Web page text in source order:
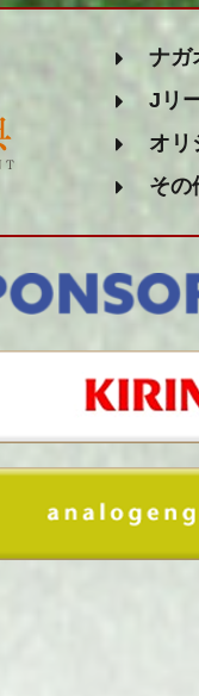
ナガ
Jリ
オリ
その